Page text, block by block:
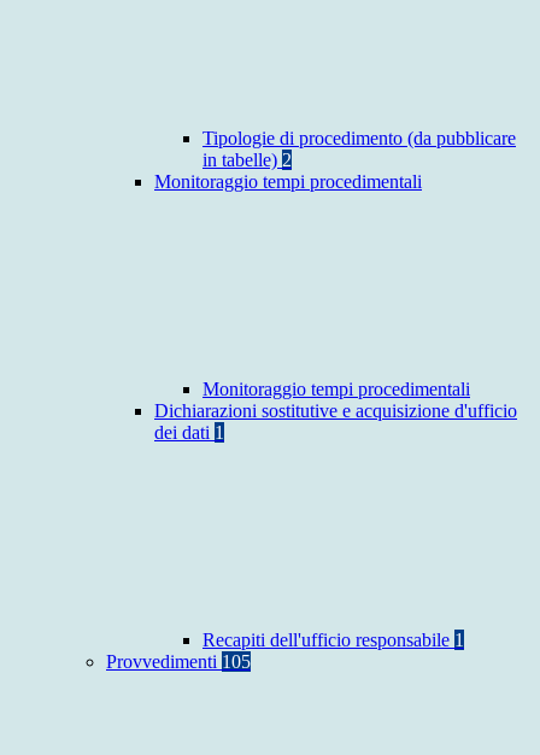
Tipologie di procedimento (da pubblicare
in tabelle) 2
Monitoraggio tempi procedimentali
Monitoraggio tempi procedimentali
Dichiarazioni sostitutive e acquisizione d'ufficio
dei dati 1
Recapiti dell'ufficio responsabile 1
Provvedimenti 105